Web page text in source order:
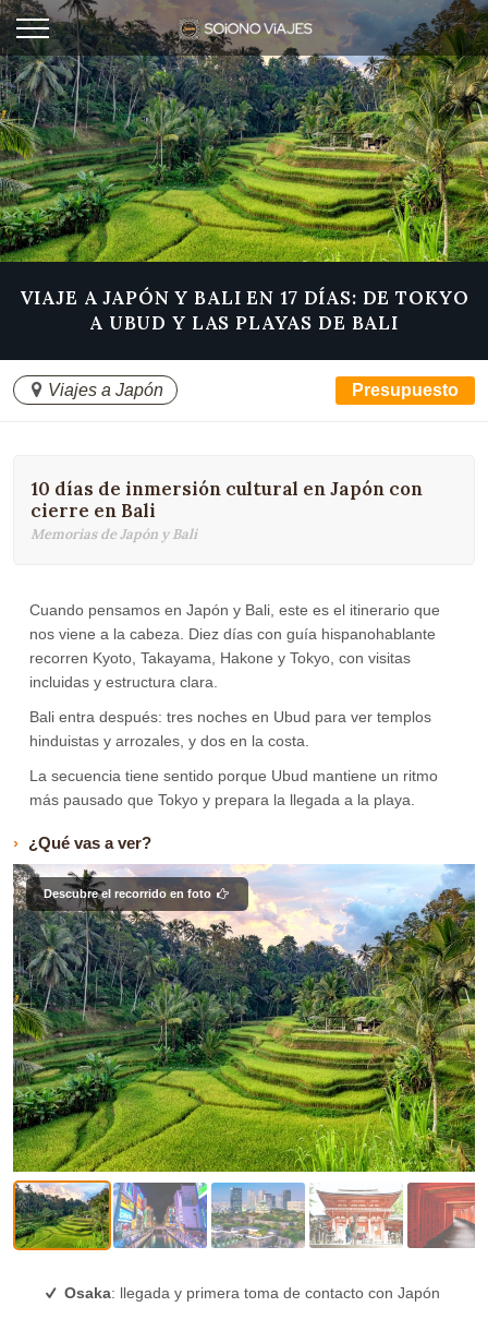
VIAJE A JAPÓN Y BALI EN 17 DÍAS: DE TOKYO
A UBUD Y LAS PLAYAS DE BALI
Viajes a Japón Presupuesto
10 días de inmersión cultural en Japón con
cierre en Bali
Memorias de Japón y Bali
Cuando pensamos en Japón y Bali, este es el itinerario que
nos viene a la cabeza. Diez días con guía hispanohablante
recorren Kyoto, Takayama, Hakone y Tokyo, con visitas
incluidas y estructura clara.
Bali entra después: tres noches en Ubud para ver templos
hinduistas y arrozales, y dos en la costa.
La secuencia tiene sentido porque Ubud mantiene un ritmo
más pausado que Tokyo y prepara la llegada a la playa.
¿Qué vas a ver?
Descubre el recorrido en foto
Osaka: llegada y primera toma de contacto con Japón